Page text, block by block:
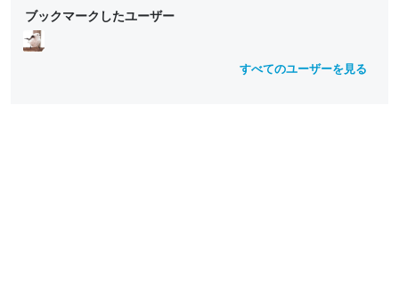
ブックマークしたユーザー
すべてのユーザーを見る